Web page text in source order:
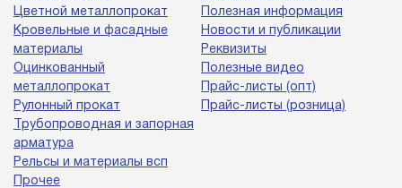
Цветной металлопрокат
Кровельные и фасадные
материалы
Оцинкованный
металлопрокат
Рулонный прокат
Трубопроводная и запорная
арматура
Рельсы и материалы всп
Прочее
Полезная информация
Новости и публикации
Реквизиты
Полезные видео
Прайс-листы (опт)
Прайс-листы (розница)